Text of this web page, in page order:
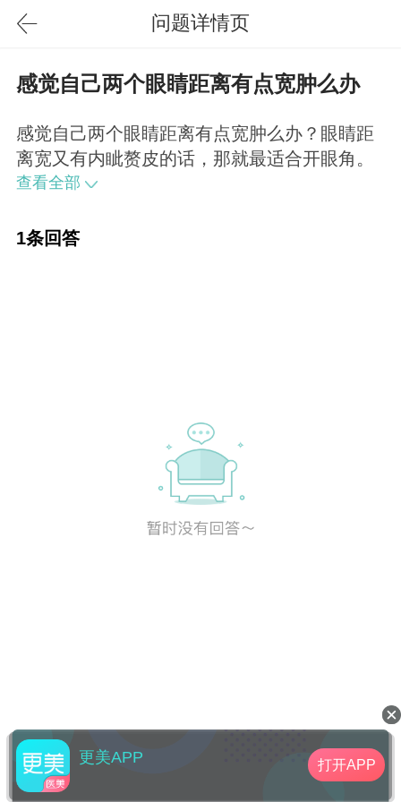
问题详情页
感觉自己两个眼睛距离有点宽肿么办
感觉自己两个眼睛距离有点宽肿么办？眼睛距
离宽又有内眦赘皮的话，那就最适合开眼角。
查看全部
1条回答
更美APP 打开APP